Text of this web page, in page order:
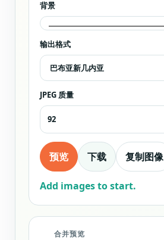
背景
输出格式
JPEG 质量
预览 下载 复制图像
Add images to start.
合并预览